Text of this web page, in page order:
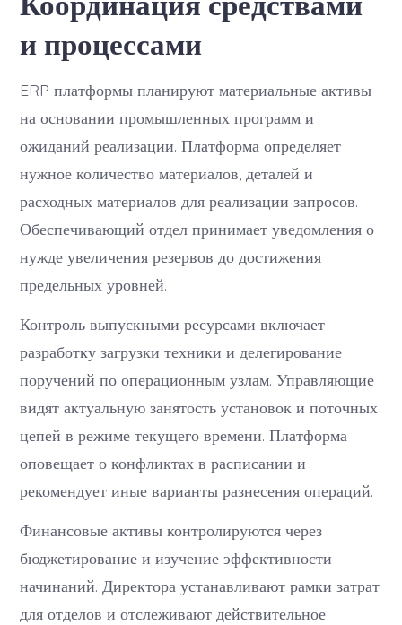
и процессами
ERP платформы планируют материальные активы
на основании промышленных программ и
ожиданий реализации. Платформа определяет
нужное количество материалов, деталей и
расходных материалов для реализации запросов.
Обеспечивающий отдел принимает уведомления о
нужде увеличения резервов до достижения
предельных уровней.
Контроль выпускными ресурсами включает
разработку загрузки техники и делегирование
поручений по операционным узлам. Управляющие
видят актуальную занятость установок и поточных
цепей в режиме текущего времени. Платформа
оповещает о конфликтах в расписании и
рекомендует иные варианты разнесения операций.
Финансовые активы контролируются через
бюджетирование и изучение эффективности
начинаний. Директора устанавливают рамки затрат
для отделов и отслеживают действительное